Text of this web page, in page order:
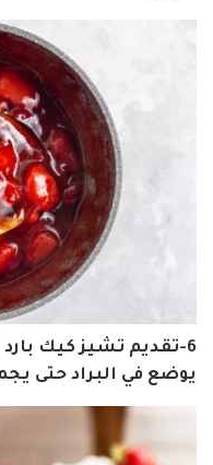
6-تقديم تشيز كيك بارد
يوضع في البراد حتى